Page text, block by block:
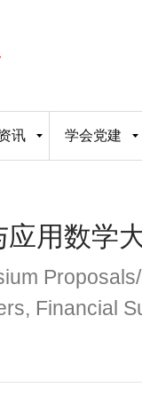
讯 学会党建
用数学
Financial